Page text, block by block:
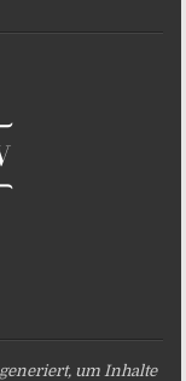
um Inhalte